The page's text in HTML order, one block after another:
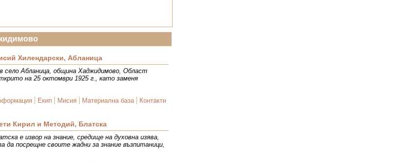
Хилендарски, Абланица
село Абланица, община Хаджидимово, Област
на 25 октомври 1925 г., като заменя
Екип Мисия Материална база Контакти
Кирил и Методий, Блатска
е извор на знание, средище на духовна изява,
посрещне своите жадни за знание възпитаници,